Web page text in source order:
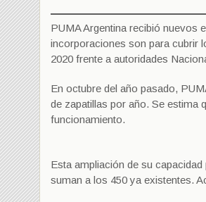
PUMA Argentina recibió nuevos
incorporaciones son para cubrir
2020 frente a autoridades
En octubre del año pasado,
de zapatillas por año. Se estima
funcionamiento.
Esta ampliación de su
suman a los 450 ya existentes.